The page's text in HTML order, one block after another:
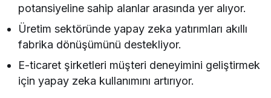
potansiyeline sahip alanlar arasında yer alıyor.
Üretim sektöründe yapay zeka yatırımları akıllı
fabrika dönüşümünü destekliyor.
E-ticaret şirketleri müşteri deneyimini geliştirmek
için yapay zeka kullanımını artırıyor.